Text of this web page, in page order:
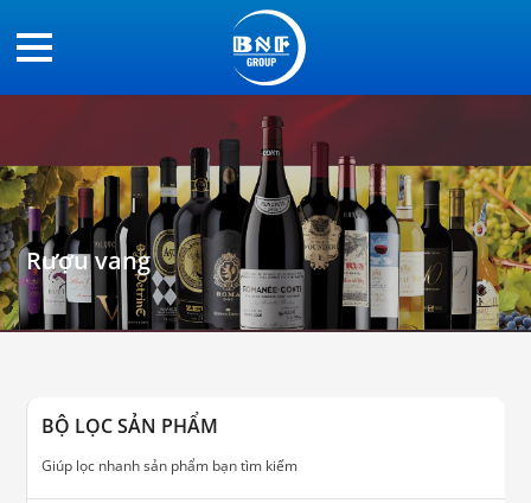
Rượu vang
BỘ LỌC SẢN PHẨM
Giúp lọc nhanh sản phẩm bạn tìm kiếm